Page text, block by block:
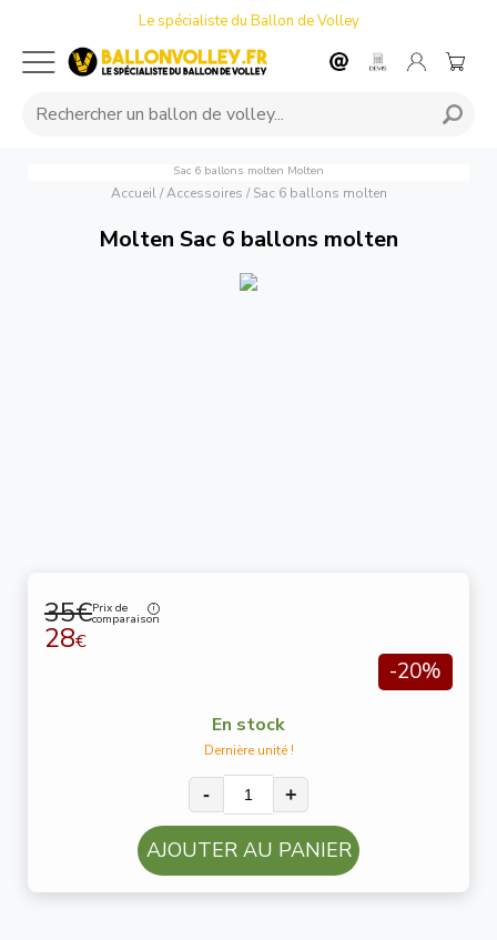
Le spécialiste du Ballon de Volley
Sac 6 ballons molten Molten
Accueil/ Accessoires / Sac 6 ballons molten
Molten Sac 6 ballons molten
35€Prix de
comparaison
28€
-20%
En stock
Dernière unité !
- +
AJOUTER AU PANIER